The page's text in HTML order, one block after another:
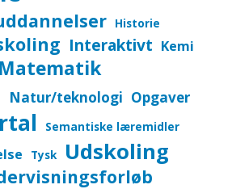
Historie
Interaktivt Kemi
Matematik
Natur/teknologi Opgaver
Semantiske læremidler
Tysk Udskoling